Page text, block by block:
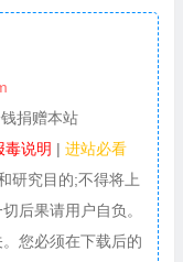
捐赠本站
毒说明 | 进站必看
研究目的;不得将上
后果请用户自负。
您必须在下载后的